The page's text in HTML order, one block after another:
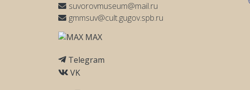
suvorovmuseum@mail.ru
gmmsuv@cult.gugov.spb.ru
MAX
Telegram
VK